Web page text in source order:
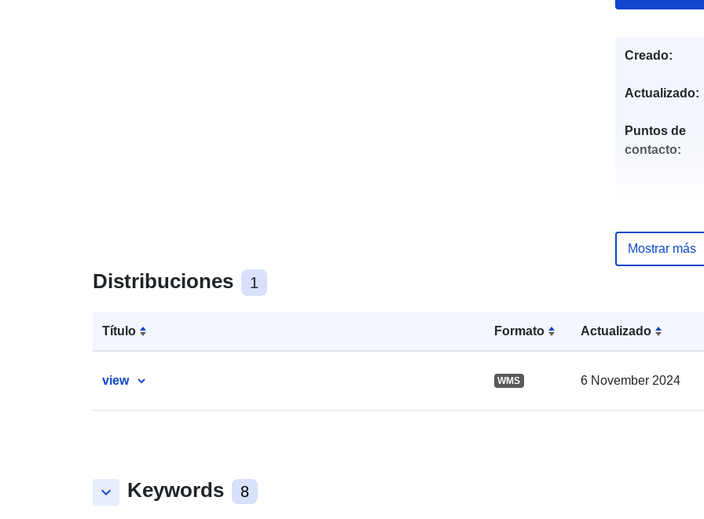
Distribuciones 1
Título Formato Actualizado
view WMS 6 November 2024
keyboard_arrow_down Keywords 8
Creado:
Actualizado:
Puntos de
contacto:
Mostrar más